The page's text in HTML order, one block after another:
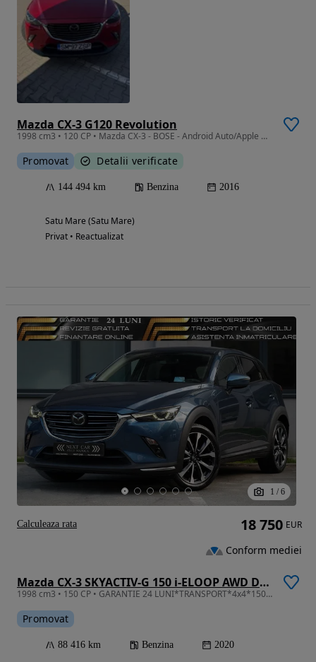
Mazda CX-3 G120 Revolution
1998 cm3 • 120 CP • Mazda CX-3 - BOSE - Android Auto/Apple CarPlay - R18 - LED - TOP
Promovat Detalii verificate
144 494 km Benzina 2016
Satu Mare (Satu Mare)
Privat • Reactualizat
1 / 6
Mazda CX-3 SKYACTIV-G 150 i-ELOOP AWD Drive Exclusive-Line
1998 cm3 • 150 CP • GARANTIE 24 LUNI*TRANSPORT*4x4*150CP*Automata*Piele*Navi*Led*Head Up
Promovat
88 416 km Benzina 2020
18 750 EUR
Conform mediei
Calculeaza rata